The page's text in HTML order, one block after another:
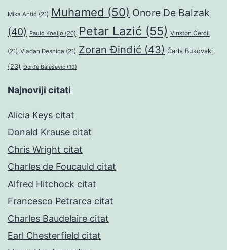
Mika Antić (21) Muhamed (50) Onore De Balzak
(40) Paulo Koeljo (20) Petar Lazić (55) Vinston Čerčil
(21) Vladan Desnica (21) Zoran Đinđić (43) Čarls Bukovski
(23) Đorđe Balašević (19)
Najnoviji citati
Alicia Keys citat
Donald Krause citat
Chris Wright citat
Charles de Foucauld citat
Alfred Hitchock citat
Francesco Petrarca citat
Charles Baudelaire citat
Earl Chesterfield citat